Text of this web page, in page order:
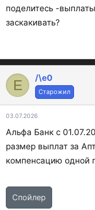
1767860516314.webp
21,5 КБ · Просмотры: 5 311
1773747604907.webp
138,9 КБ · Просмотры: 293
поделитесь -
заскакивать?
E /\e0
Старожил
03.07.2026
Альфа Банк с
размер выплат за
компенсацию одной
Спойлер